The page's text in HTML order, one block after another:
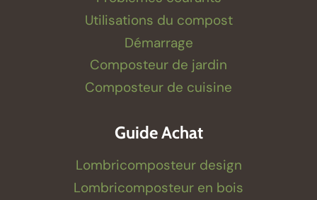
Utilisations du compost
Démarrage
Composteur de jardin
Composteur de cuisine
Guide Achat
Lombricomposteur design
Lombricomposteur en bois